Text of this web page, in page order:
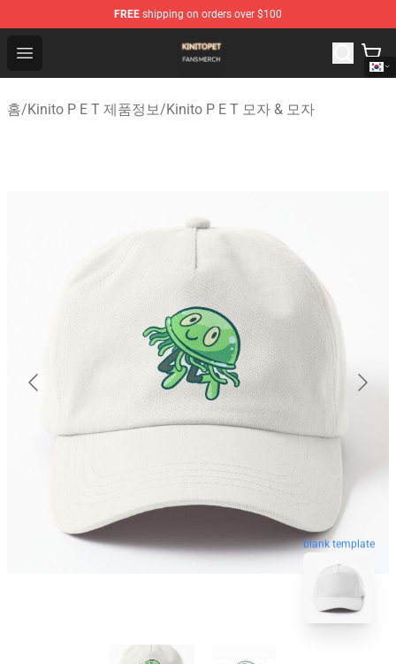
FREE shipping on orders over $100
Open menu
Kinito P E T Shop - Official Kinito P E T Merchandise
홈/Kinito P E T 제품정보/Kinito P E T 모자 & 모자
blank template